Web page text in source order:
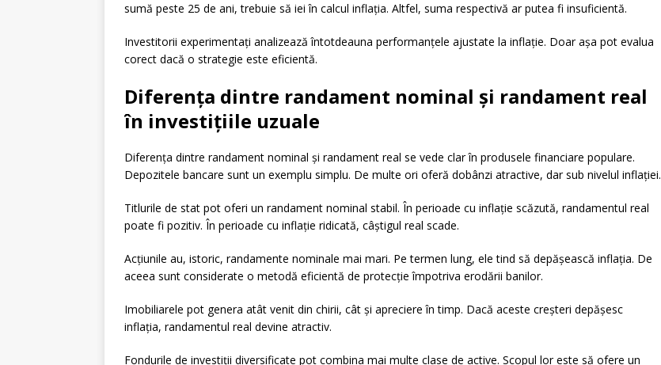
sumă peste 25 de ani, trebuie să iei în calcul inflația. Altfel, suma respectivă ar putea fi insuficientă.
Investitorii experimentați analizează întotdeauna performanțele ajustate la inflație. Doar așa pot evalua
corect dacă o strategie este eficientă.
Diferența dintre randament nominal și randament real
în investițiile uzuale
Diferența dintre randament nominal și randament real se vede clar în produsele financiare populare.
Depozitele bancare sunt un exemplu simplu. De multe ori oferă dobânzi atractive, dar sub nivelul inflației.
Titlurile de stat pot oferi un randament nominal stabil. În perioade cu inflație scăzută, randamentul real
poate fi pozitiv. În perioade cu inflație ridicată, câștigul real scade.
Acțiunile au, istoric, randamente nominale mai mari. Pe termen lung, ele tind să depășească inflația. De
aceea sunt considerate o metodă eficientă de protecție împotriva erodării banilor.
Imobiliarele pot genera atât venit din chirii, cât și apreciere în timp. Dacă aceste creșteri depășesc
inflația, randamentul real devine atractiv.
Fondurile de investiții diversificate pot combina mai multe clase de active. Scopul lor este să ofere un